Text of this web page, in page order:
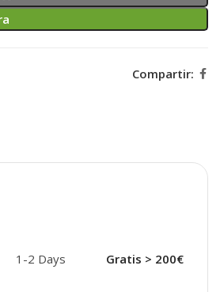
Compartir:
1-2 Days Gratis > 200€